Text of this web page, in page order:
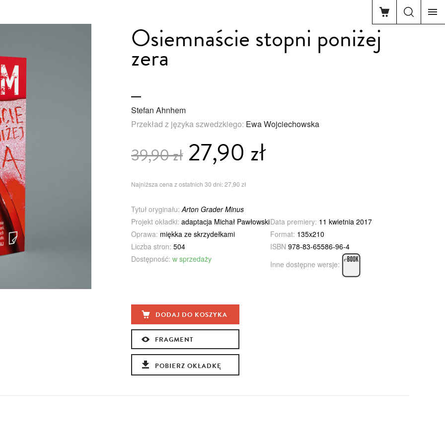
Osiemnaście stopni poniżej
zera
Stefan Ahnhem
Przekład z języka szwedzkiego: Ewa Wojciechowska
39,90 zł27,90 zł
Najniższa cena z ostatnich 30 dni: 27,90 zł
Tytuł oryginału: Arton Grader Minus
Projekt okładki: adaptacja Michał PawłowskiData premiery: 11 kwietnia 2017
Oprawa: miękka ze skrzydełkami Format: 135x210
Liczba stron: 504 ISBN 978-83-65586-96-4
Dostępność: w sprzedaży
Inne dostępne wersje:
DODAJ DO KOSZYKA
FRAGMENT
POBIERZ OKŁADKĘ